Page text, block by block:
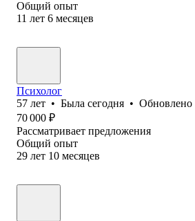
Общий опыт
11 лет 6 месяцев
Психолог
57 лет • Была сегодня • Обновлено
70 000 ₽
Рассматривает предложения
Общий опыт
29 лет 10 месяцев